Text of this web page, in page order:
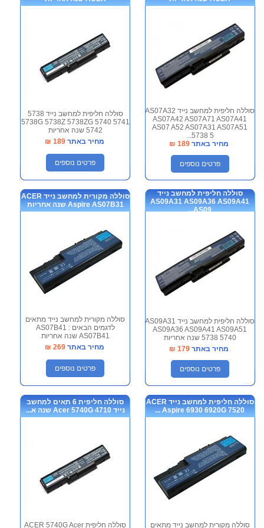
סוללה חליפית למחשב נייד AS07A32
AS07A42 AS07A71 AS07A41
AS07 A52 AS07A31 AS07A51
5738 5...
מחיר באתר 189
₪
פרטים נוספים
סוללה חליפית למחשב נייד 5738
5738G 5738Z 5738ZG 5740 5741
5742 שנה אחריות
מחיר באתר 189
₪
פרטים נוספים
סוללה חליפית למחשב נייד
AS09A31 AS09A36 AS09A41
AS09...
סוללה חליפית למחשב נייד AS09A31
AS09A36 AS09A41 AS09A51
5738 5740 שנה אחריות
מחיר באתר 179
₪
פרטים נוספים
סוללה מקורית למחשב נייד ACER
Aspire AS07B31 שנה אחריות
סוללה מקורית למחשב נייד מתאים
לדגמים הבאים : AS07B41
AS07B41 שנה אחריות
מחיר באתר 269
₪
פרטים נוספים
סוללה חליפית למחשב נייד ACER
Aspire 6930 6920G 7520 ...
סוללה מקורית למחשב נייד מתאים
סוללה חליפית 6 תאים למחשב
נייד 4710 Acer 5740G שנה א...
סוללה חליפית ACER 5740G Acer